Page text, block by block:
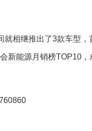
就相继推出了3款车型
新能源月销榜TOP10